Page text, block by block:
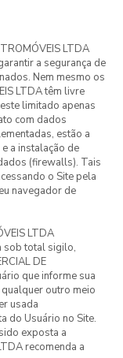
LTDA
a segurança de
Nem mesmo os
LTDA têm livre
limitado apenas
com dados
estão a
a instalação de
(firewalls). Tais
o Site pela
navegador de
LTDA
sob total sigilo,
DE
que informe sua
outro meio
usada
do Usuário no Site.
exposta a
recomenda a